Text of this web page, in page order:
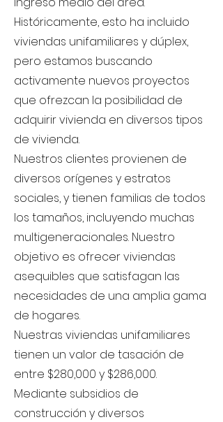
Históricamente, esto ha incluido
viviendas unifamiliares y dúplex,
pero estamos buscando
activamente nuevos proyectos
que ofrezcan la posibilidad de
adquirir vivienda en diversos tipos
de vivienda.
Nuestros clientes provienen de
diversos orígenes y estratos
sociales, y tienen familias de todos
los tamaños, incluyendo muchas
multigeneracionales. Nuestro
objetivo es ofrecer viviendas
asequibles que satisfagan las
necesidades de una amplia gama
de hogares.
Nuestras viviendas unifamiliares
tienen un valor de tasación de
entre $280,000 y $286,000.
Mediante subsidios de
construcción y diversos